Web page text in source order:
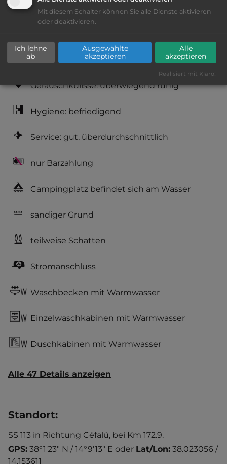
Klassifizierung: befriedigend
Lage: sehr schön
Platzeinrichtung: gut
Geräuschkulisse: überwiegend ruhig
Hygiene: befriedigend
Service: gut, überdurchschnittlich
nur Barzahlung
Campingplatz befindet sich am Wasser
sandiger Grund
teilweise Schatten
Stromanschluss
Waschbecken mit Warmwasser
Einzelwaschkabinen mit Warmwasser
Duschkabinen mit Warmwasser
Alle 47 Details anzeigen
Standort:
SS 113 in Richtung Céfalú, bei Km 172.9.
GPS: 38°1'23" N / 14°9'13" E oder Lat/Lon: 38.023056 /
14.153611
Mit diesem Schalter können Sie alle Dienste aktivieren
oder deaktivieren.
Ich lehne
ab
Ausgewählte
akzeptieren
Alle
akzeptieren
Realisiert mit Klaro!